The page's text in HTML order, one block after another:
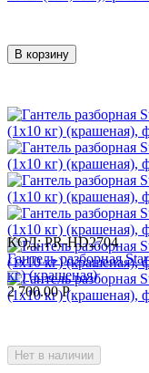
В корзину
КОД: PR-HD2704
Гантель разборная
кг) (крашеная)
2 700.00 Р
Нет в наличии